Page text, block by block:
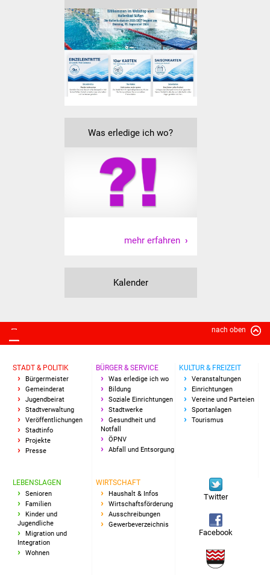
Lebenslagen
Senioren
Stadtseniorenrat
Sommerwochen für
Seniorenwohn- und
Pflegeheim
Familien
Familientreff
Kinder und Jugendliche
Freundeskreis Asyl
Wohnen
Bauen in Süßen
Baugrundstücke
Wirtschaft
Haushalt & Infos
Wirtschaftsförderung
Gewerbeimmobilien
Was erledige ich wo?
mehr erfahren
Kalender
nach oben
STADT & POLITIK
Bürgermeister
Gemeinderat
Jugendbeirat
Stadtverwaltung
Veröffentlichungen
Stadtinfo
Projekte
Presse
BÜRGER & SERVICE
Was erledige ich wo
Bildung
Soziale Einrichtungen
Stadtwerke
Gesundheit und
Notfall
ÖPNV
Abfall und Entsorgung
KULTUR & FREIZEIT
Veranstaltungen
Einrichtungen
Vereine und Parteien
Sportanlagen
Tourismus
LEBENSLAGEN
Senioren
Familien
Kinder und
Jugendliche
Migration und
Integration
Wohnen
WIRTSCHAFT
Haushalt & Infos
Wirtschaftsförderung
Ausschreibungen
Gewerbeverzeichnis
Twitter
Facebook